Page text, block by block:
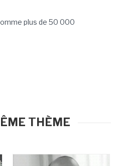
plus de 50 000
THÈME